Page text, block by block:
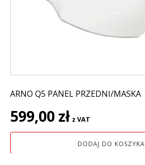
ARNO Q5 PANEL PRZEDNI/MASKA
599,00 zł z VAT
DODAJ DO KOSZYKA